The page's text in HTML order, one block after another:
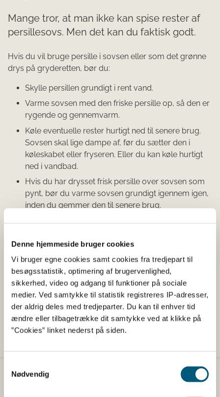
Denne hjemmeside bruger cookies
Vi bruger egne cookies samt cookies fra tredjepart til
besøgsstatistik, optimering af brugervenlighed,
sikkerhed, video og adgang til funktioner på sociale
medier. Ved samtykke til statistik registreres IP-adresser,
der aldrig deles med tredjeparter. Du kan til enhver tid
ændre eller tilbagetrække dit samtykke ved at klikke på
”Cookies” linket nederst på siden.
Nødvendig
Mange tror, at man ikke kan spise rester af
persillesovs. Men det kan du faktisk godt.
Hvis du vil bruge persille i sovsen eller som det grønne
drys på gryderetten, bør du:
Skylle persillen grundigt i rent vand.
Varme sovsen med den friske persille op, så den er
rygende og gennemvarm.
Køle eventuelle rester hurtigt ned til senere brug.
Sovsen skal lige dampe af, før du sætter den i
køleskabet eller fryseren. Eller du kan køle hurtigt
ned i vandbad.
Hvis du har drysset frisk persille over sovsen som
pynt, bør du varme sovsen grundigt igennem igen,
inden du gemmer den til senere brug.
Det er vigtigt at følge rådene. Persille kan nemlig være
hårdføre sporer. Bakterier bliver dræbt ved høj varme,
men sporerne kan overleve en kogning – og hvis din
persillesovs ikke bliver kølet hurtigt ned, kan sporerne
danne giftstoffer, som giver dig opkast og diarré.
Rådene gælder også for andre friske krydderurter f.eks.
dild, estragon eller kørvel, og hvis du bruger grønkål,
spinat eller andet grønt i den varme mad.
Fødevarestyrelsen